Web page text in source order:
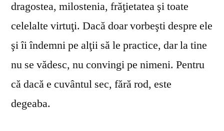
dragostea, milostenia, frăţietatea şi toate
celelalte virtuţi. Dacă doar vorbeşti despre ele
şi îi îndemni pe alţii să le practice, dar la tine
nu se vă­desc, nu convingi pe nimeni. Pentru
că dacă e cuvântul sec, fără rod, este
degeaba.